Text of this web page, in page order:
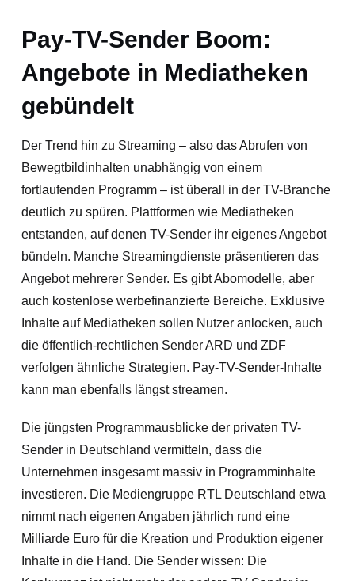
Pay-TV-Sender Boom:
Angebote in Mediatheken
gebündelt
Der Trend hin zu Streaming – also das Abrufen von
Bewegtbildinhalten unabhängig von einem
fortlaufenden Programm – ist überall in der TV-Branche
deutlich zu spüren. Plattformen wie Mediatheken
entstanden, auf denen TV-Sender ihr eigenes Angebot
bündeln. Manche Streamingdienste präsentieren das
Angebot mehrerer Sender. Es gibt Abomodelle, aber
auch kostenlose werbefinanzierte Bereiche. Exklusive
Inhalte auf Mediatheken sollen Nutzer anlocken, auch
die öffentlich-rechtlichen Sender ARD und ZDF
verfolgen ähnliche Strategien. Pay-TV-Sender-Inhalte
kann man ebenfalls längst streamen.
Die jüngsten Programmausblicke der privaten TV-
Sender in Deutschland vermitteln, dass die
Unternehmen insgesamt massiv in Programminhalte
investieren. Die Mediengruppe RTL Deutschland etwa
nimmt nach eigenen Angaben jährlich rund eine
Milliarde Euro für die Kreation und Produktion eigener
Inhalte in die Hand. Die Sender wissen: Die